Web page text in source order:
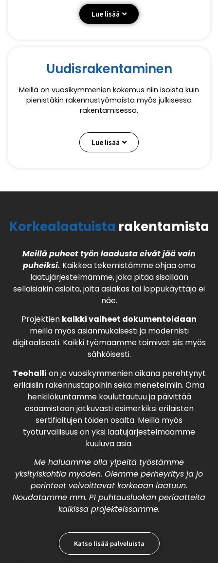
Lue lisää
Uudisrakentaminen
Meillä on vuosikymmenien kokemus niin isoista kuin
pienistäkin rakennustyömaista myös julkisessa
rakentamisessa.
Lue lisää
Korkealaatuista rakentamista
Meillä puheet työn laadusta eivät jää vain
puheiksi. Kaikkea tekemistämme ohjaa oma
laatujärjestelmämme, joka pitää sisällään
sellaisiakin asioita, joita asiakas tai loppukäyttäjä ei
näe.
Projektien kaikki vaiheet dokumentoidaan
meillä myös asianmukaisesti ja modernisti
digitaalisesti. Kaikki työmaamme toimivat siis myös
sähköisesti.
Teohalli on jo vuosikymmenien aikana perehtynyt
erilaisiin rakennustapoihin sekä menetelmiin. Oma
henkilökuntamme kouluttautuu ja päivittää
osaamistaan jatkuvasti esimerkiksi erilaisten
sertifioitujen töiden osalta. Meillä myös
työturvallisuus on yksi laatujärjestelmäämme
kuuluva asia.
Me haluamme olla ylpeitä työstämme
yksityiskohtia myöden. Olemme perheyritys ja jo
perinteet velvoittavat korkeaan laatuun.
Noudatamme mm. P1 puhtausluokan periaatteita
kaikissa projekteissamme.
Katso lisää palveluista